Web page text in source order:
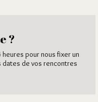
?
pour nous fixer un
dates de vos rencontres